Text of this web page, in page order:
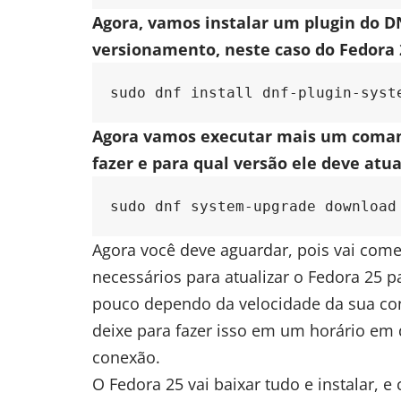
Agora, vamos instalar um plugin do
versionamento, neste caso do Fedora
sudo dnf install dnf-plugin-
Agora vamos executar mais um
fazer e para qual versão ele deve
sudo dnf system-upgrade
Agora você deve aguardar, pois vai
necessários para atualizar o Fedora 25
pouco dependo da velocidade da sua
deixe para fazer isso em um horário
conexão.
O Fedora 25 vai baixar tudo e instalar,